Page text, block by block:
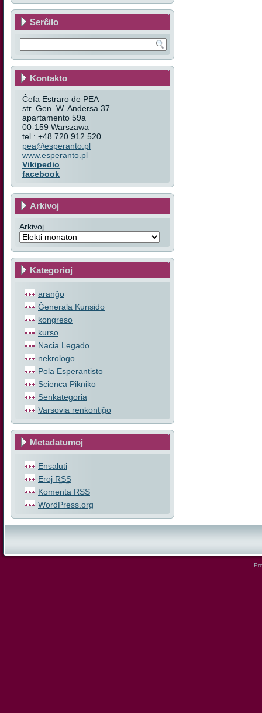
Serĉilo
Kontakto
Ĉefa Estraro de PEA
str. Gen. W. Andersa 37
apartamento 59a
00-159 Warszawa
tel.: +48 720 912 520
pea@esperanto.pl
www.esperanto.pl
Vikipedio
facebook
Arkivoj
Arkivoj
Kategorioj
aranĝo
Ĝenerala Kunsido
kongreso
kurso
Nacia Legado
nekrologo
Pola Esperantisto
Scienca Pikniko
Senkategoria
Varsovia renkontiĝo
Metadatumoj
Ensaluti
Eroj RSS
Komenta RSS
WordPress.org